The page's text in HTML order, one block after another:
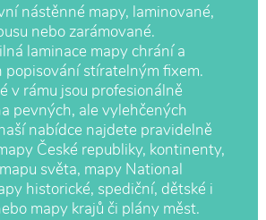
nástěnné mapy, laminované,
nebo zarámované.
laminace mapy chrání a
popisování stíratelným fixem.
v rámu jsou profesionálně
pevných, ale vylehčených
nabídce najdete pravidelně
České republiky, kontinenty,
světa, mapy National
historické, spediční, dětské i
mapy krajů či plány měst.